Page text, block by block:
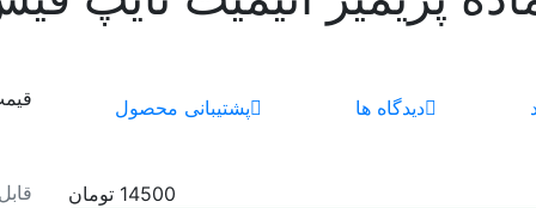
دیدگاه ها پشتیبانی محصول
14500 تومان